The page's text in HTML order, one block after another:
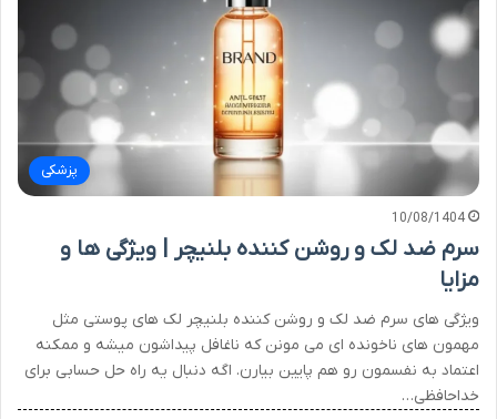
پزشکی
10/08/1404
سرم ضد لک و روشن کننده بلنیچر | ویژگی ها و
مزایا
ویژگی های سرم ضد لک و روشن کننده بلنیچر لک های پوستی مثل
مهمون های ناخونده ای می مونن که ناغافل پیداشون میشه و ممکنه
اعتماد به نفسمون رو هم پایین بیارن. اگه دنبال یه راه حل حسابی برای
خداحافظی…